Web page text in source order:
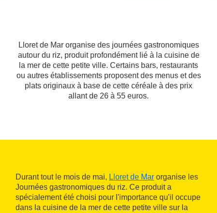
Lloret de Mar organise des journées gastronomiques
autour du riz, produit profondément lié à la cuisine de
la mer de cette petite ville. Certains bars, restaurants
ou autres établissements proposent des menus et des
plats originaux à base de cette céréale à des prix
allant de 26 à 55 euros.
Durant tout le mois de mai, Lloret de Mar organise les
Journées gastronomiques du riz. Ce produit a
spécialement été choisi pour l'importance qu'il occupe
dans la cuisine de la mer de cette petite ville sur la